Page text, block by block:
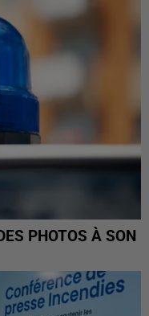
PHOTOS À SON